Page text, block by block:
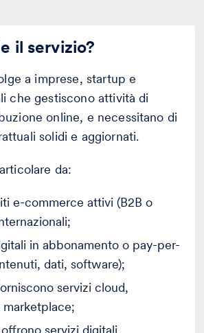
il servizio?
a imprese, startup e
che gestiscono attività di
online, e necessitano di
solidi e aggiornati.
da:
e-commerce attivi (B2B o
in abbonamento o pay-per-
dati, software);
servizi cloud,
servizi digitali